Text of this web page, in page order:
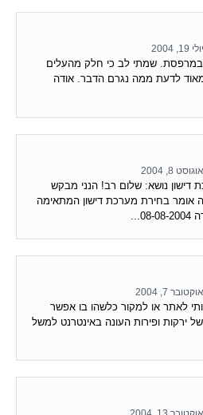
יולי 19, 2004
במרפסת. שמתי לב כי חלק מהעלים
מאוד לדעת ממה נגרם הדבר. אודה
נושא: שלום רב! הנני מבקש
אומר בחירת מערכת דישון המתאימה
לאתר או למקור כלשהו בו אפשר
ירקות ופירות העונה באינטרנט למשל